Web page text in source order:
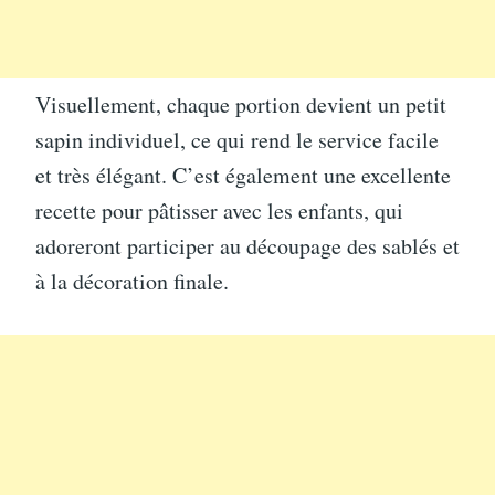
Visuellement, chaque portion devient un petit
sapin individuel, ce qui rend le service facile
et très élégant. C’est également une excellente
recette pour pâtisser avec les enfants, qui
adoreront participer au découpage des sablés et
à la décoration finale.